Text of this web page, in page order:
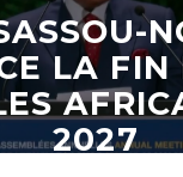
LA FIN
2027